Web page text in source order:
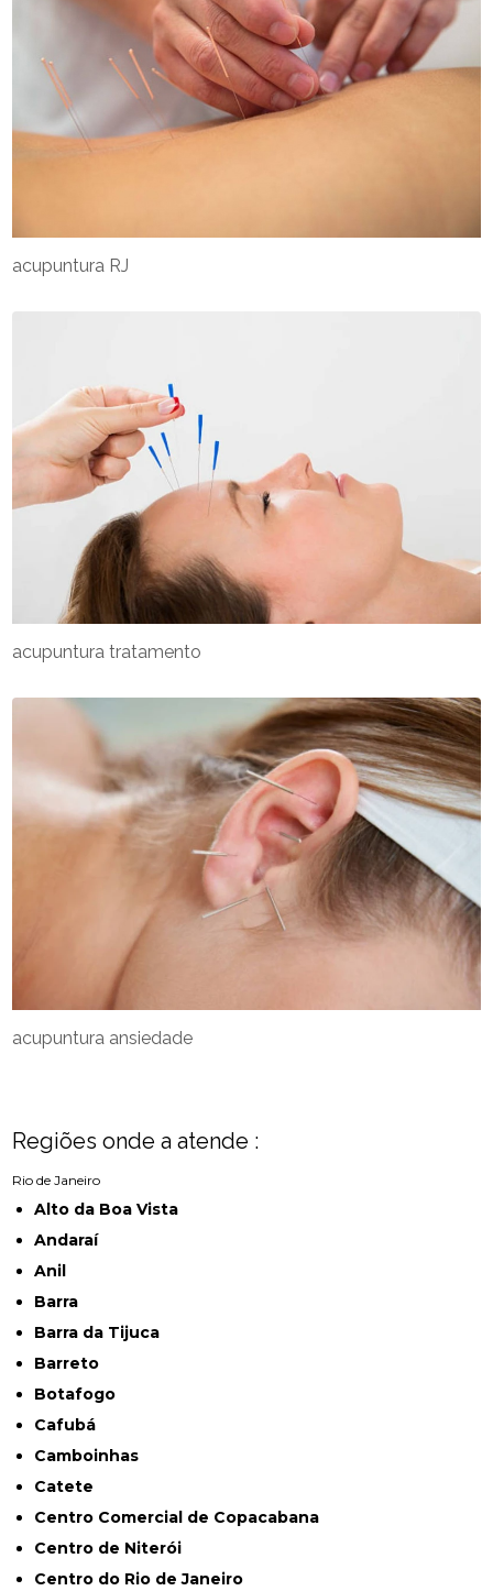
acupuntura ansiedade
acupuntura tratamento
acupuntura RJ
Regiões onde a atende :
Rio de Janeiro
Alto da Boa Vista
Andaraí
Anil
Barra
Barra da Tijuca
Barreto
Botafogo
Cafubá
Camboinhas
Catete
Centro Comercial de Copacabana
Centro de Niterói
Centro do Rio de Janeiro